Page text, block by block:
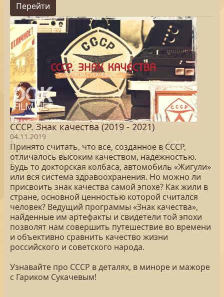
Перейти
СССР. Знак качества (2019 - 2021)
04.11.2019
Принято считать, что все, созданное в СССР,
отличалось высоким качеством, надежностью.
Будь то докторская колбаса, автомобиль «Жигули»
или вся система здравоохранения. Но можно ли
присвоить знак качества самой эпохе? Как жили в
стране, основной ценностью которой считался
человек? Ведущий программы «Знак качества»,
найденные им артефакты и свидетели той эпохи
позволят нам совершить путешествие во времени
и объективно сравнить качество жизни
российского и советского народа.
Узнавайте про СССР в деталях, в миноре и мажоре
с Гариком Сукачевым!